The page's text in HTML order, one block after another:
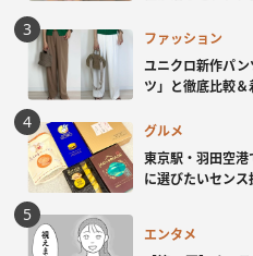
ファッション
ユニクロ新作パ
ツ」と徹底比較
グルメ
東京駅・羽田空
に選びたいセンス
エンタメ